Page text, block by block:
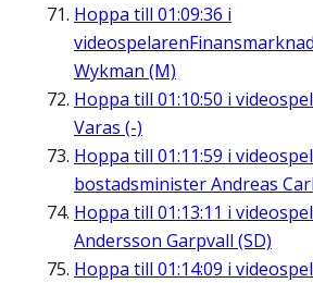
Hoppa till 01:09:36 i
videospelaren
Wykman (M)
Hoppa till 01:10:50 i
Varas (-)
Hoppa till 01:11:59 i
bostadsminister Andreas
Hoppa till 01:13:11 i
Andersson Garpvall (SD)
Hoppa till 01:14:09 i